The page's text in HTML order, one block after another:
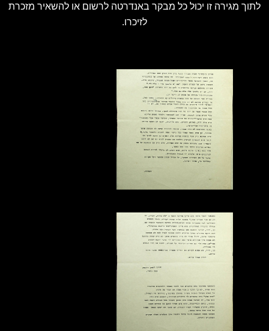
לתוך מגירה זו יכול כל מבקר באנדרטה לרשום או להשאיר מזכרת
לזיכרו.